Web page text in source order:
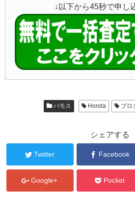
↓以下から45秒で申し
バモス Honda ブロ
シェアする
Twitter Facebook
Google+ Pocket